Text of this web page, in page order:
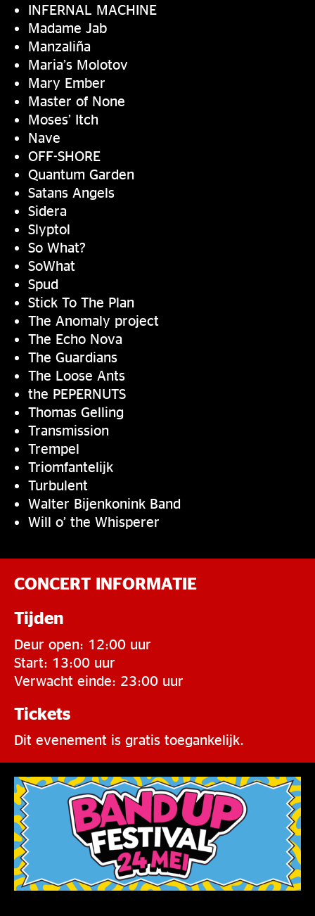
INFERNAL MACHINE
Madame Jab
Manzaliña
Maria’s Molotov
Mary Ember
Master of None
Moses’ Itch
Nave
OFF-SHORE
Quantum Garden
Satans Angels
Sidera
Slyptol
So What?
SoWhat
Spud
Stick To The Plan
The Anomaly project
The Echo Nova
The Guardians
The Loose Ants
the PEPERNUTS
Thomas Gelling
Transmission
Trempel
Triomfantelijk
Turbulent
Walter Bijenkonink Band
Will o’ the Whisperer
CONCERT INFORMATIE
Tijden
Deur open: 12:00 uur
Start: 13:00 uur
Verwacht einde: 23:00 uur
Tickets
Dit evenement is gratis toegankelijk.